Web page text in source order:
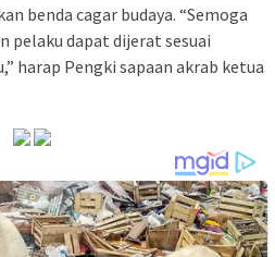
benda cagar budaya. “Semoga
pelaku dapat dijerat sesuai
harap Pengki sapaan akrab ketua